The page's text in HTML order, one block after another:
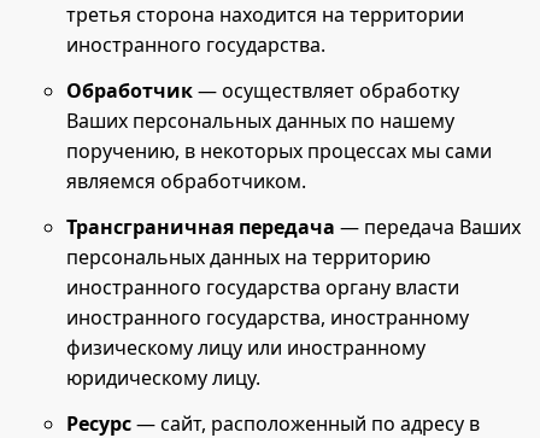
третья сторона находится на территории
иностранного государства.
Обработчик— осуществляет обработку
Ваших персональных данных по нашему
поручению, в некоторых процессах мы сами
являемся обработчиком.
Трансграничная передача — передача Ваших
персональных данных на территорию
иностранного государства органу власти
иностранного государства, иностранному
физическому лицу или иностранному
юридическому лицу.
Ресурс— сайт, расположенный по адресу в